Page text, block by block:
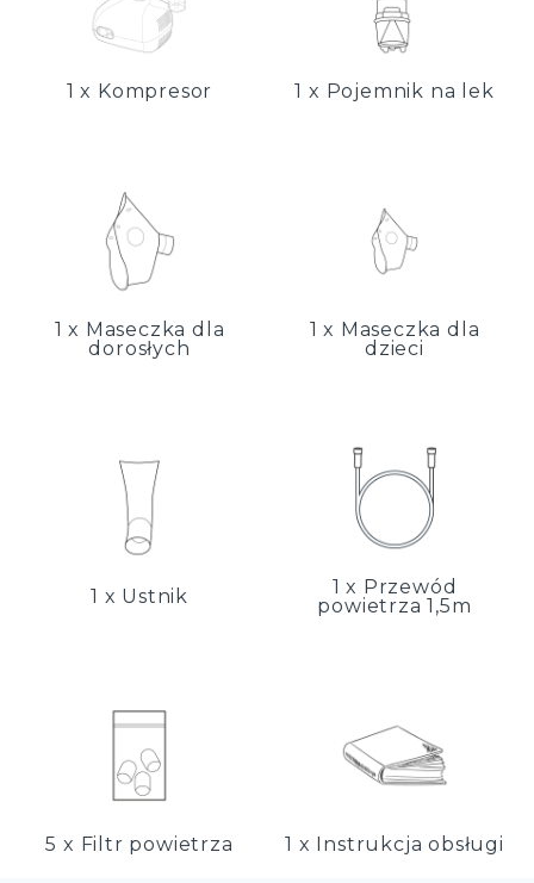
1 x Kompresor 1 x Pojemnik na lek
1 x Maseczka dla
dorosłych
1 x Maseczka dla
dzieci
1 x Ustnik
1 x Przewód
powietrza 1,5m
5 x Filtr powietrza 1 x Instrukcja obsługi